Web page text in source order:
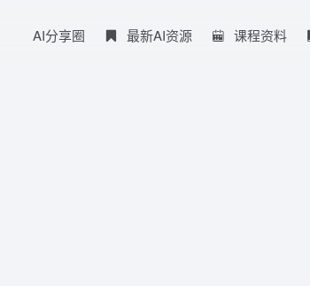
AI分享圈 最新AI资源 课程资料